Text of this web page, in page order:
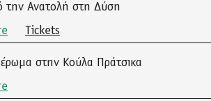
την Ανατολή στη Δύση
Tickets
στην Κούλα Πράτσικα